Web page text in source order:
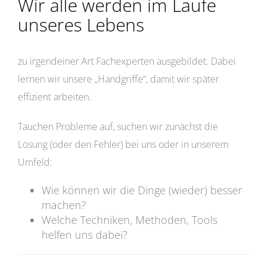
Wir alle werden im Laufe
unseres Lebens
zu irgendeiner Art Fachexperten ausgebildet. Dabei
lernen wir unsere „Handgriffe“, damit wir später
effizient arbeiten.
Tauchen Probleme auf, suchen wir zunächst die
Lösung (oder den Fehler) bei uns oder in unserem
Umfeld:
Wie können wir die Dinge (wieder) besser
machen?
Welche Techniken, Methoden, Tools
helfen uns dabei?